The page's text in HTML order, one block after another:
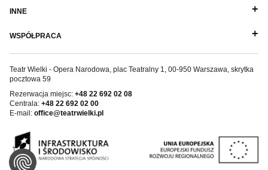
INNE
WSPÓŁPRACA
Teatr Wielki - Opera Narodowa, plac Teatralny 1, 00-950 Warszawa, skrytka
pocztowa 59
Rezerwacja miejsc: +48 22 692 02 08
Centrala: +48 22 692 02 00
E-mail: office@teatrwielki.pl